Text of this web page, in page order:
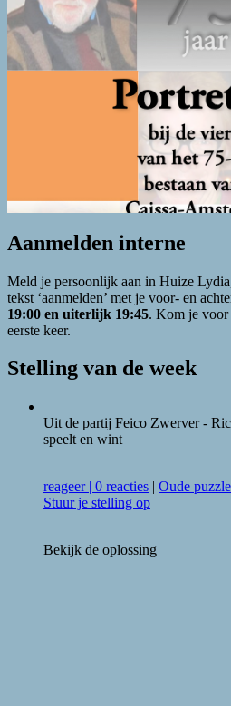
Aanmelden interne
Meld je persoonlijk aan in Huize
tekst ‘aanmelden’ met je voor- en
19:00 en uiterlijk 19:45. Kom je voor
eerste keer.
Stelling van de week
Uit de partij Feico Zwerver -
speelt en wint
reageer| 0 reacties | Oude
Stuur je stelling op
Bekijk de oplossing